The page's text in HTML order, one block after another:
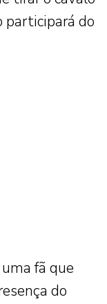
participará do
fã que
do